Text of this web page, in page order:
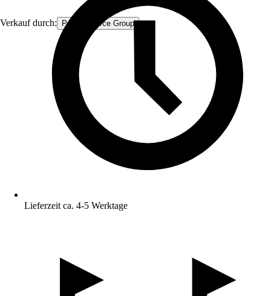
Verkauf durch: Procommerce Group
Lieferzeit ca. 4-5 Werktage